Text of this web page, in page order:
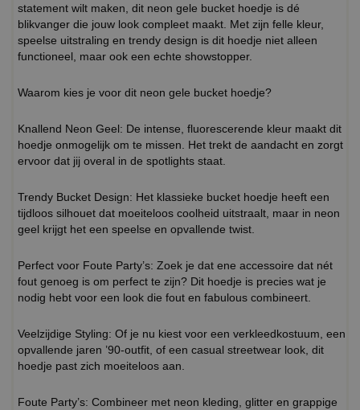
statement wilt maken, dit neon gele bucket hoedje is dé
blikvanger die jouw look compleet maakt. Met zijn felle kleur,
speelse uitstraling en trendy design is dit hoedje niet alleen
functioneel, maar ook een echte showstopper.
Waarom kies je voor dit neon gele bucket hoedje?
Knallend Neon Geel: De intense, fluorescerende kleur maakt dit
hoedje onmogelijk om te missen. Het trekt de aandacht en zorgt
ervoor dat jij overal in de spotlights staat.
Trendy Bucket Design: Het klassieke bucket hoedje heeft een
tijdloos silhouet dat moeiteloos coolheid uitstraalt, maar in neon
geel krijgt het een speelse en opvallende twist.
Perfect voor Foute Party’s: Zoek je dat ene accessoire dat nét
fout genoeg is om perfect te zijn? Dit hoedje is precies wat je
nodig hebt voor een look die fout en fabulous combineert.
Veelzijdige Styling: Of je nu kiest voor een verkleedkostuum, een
opvallende jaren ’90-outfit, of een casual streetwear look, dit
hoedje past zich moeiteloos aan.
Foute Party’s: Combineer met neon kleding, glitter en grappige